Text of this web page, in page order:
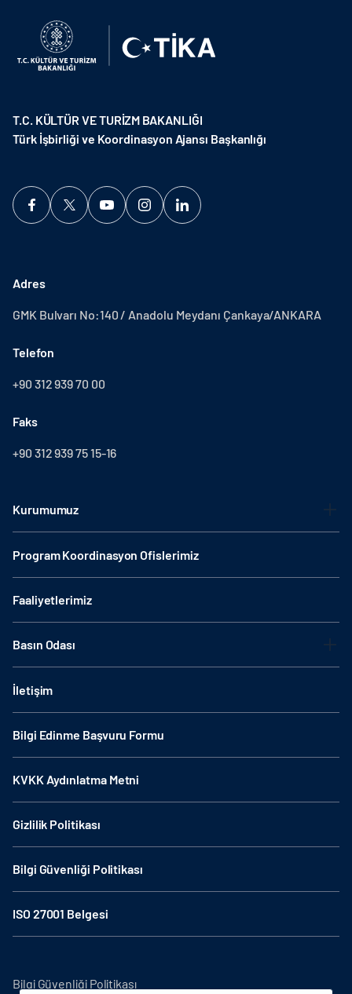
T.C. KÜLTÜR VE TURİZM BAKANLIĞI
Türk İşbirliği ve Koordinasyon Ajansı Başkanlığı
Adres
GMK Bulvarı No:140 / Anadolu Meydanı Çankaya/ANKARA
Telefon
+90 312 939 70 00
Faks
+90 312 939 75 15-16
Kurumumuz
Program Koordinasyon Ofislerimiz
Faaliyetlerimiz
Basın Odası
İletişim
Bilgi Edinme Başvuru Formu
KVKK Aydınlatma Metni
Gizlilik Politikası
Bilgi Güvenliği Politikası
ISO 27001 Belgesi
Bilgi Güvenliği Politikası